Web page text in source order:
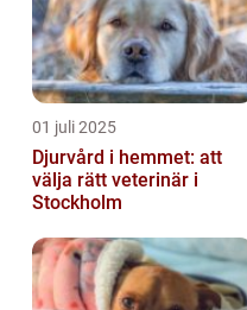
01 juli 2025
Djurvård i hemmet: att
välja rätt veterinär i
Stockholm